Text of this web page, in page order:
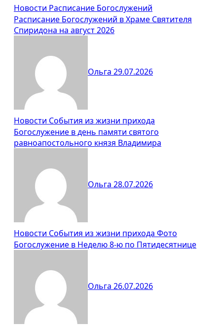
Новости Расписание Богослужений
Расписание Богослужений в Храме Святителя
Спиридона на август 2026
Ольга 29.07.2026
Новости События из жизни прихода
Богослужение в день памяти святого
равноапостольного князя Владимира
Ольга 28.07.2026
Новости События из жизни прихода Фото
Богослужение в Неделю 8-ю по Пятидесятнице
Ольга 26.07.2026